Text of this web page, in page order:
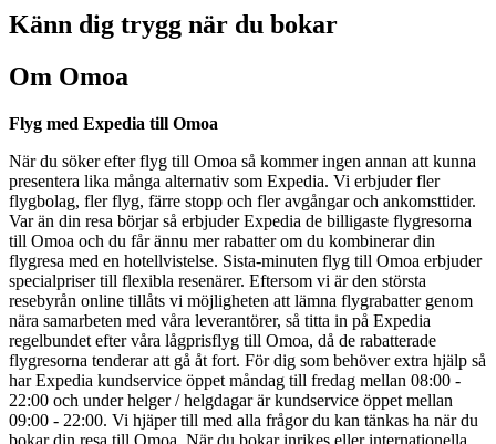
Känn dig trygg när du bokar
Om Omoa
Flyg med Expedia till Omoa
När du söker efter flyg till Omoa så kommer ingen annan att kunna
presentera lika många alternativ som Expedia. Vi erbjuder fler
flygbolag, fler flyg, färre stopp och fler avgångar och ankomsttider.
Var än din resa börjar så erbjuder Expedia de billigaste flygresorna
till Omoa och du får ännu mer rabatter om du kombinerar din
flygresa med en hotellvistelse. Sista-minuten flyg till Omoa erbjuder
specialpriser till flexibla resenärer. Eftersom vi är den största
resebyrån online tillåts vi möjligheten att lämna flygrabatter genom
nära samarbeten med våra leverantörer, så titta in på Expedia
regelbundet efter våra lågprisflyg till Omoa, då de rabatterade
flygresorna tenderar att gå åt fort. För dig som behöver extra hjälp så
har Expedia kundservice öppet måndag till fredag mellan 08:00 -
22:00 och under helger / helgdagar är kundservice öppet mellan
09:00 - 22:00. Vi hjäper till med alla frågor du kan tänkas ha när du